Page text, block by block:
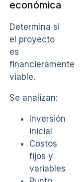
económica
Determina si
el proyecto
es
financieramente
viable.
Se analizan:
Inversión
inicial
Costos
fijos y
variables